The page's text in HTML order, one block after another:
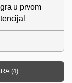
u prvom
(4)